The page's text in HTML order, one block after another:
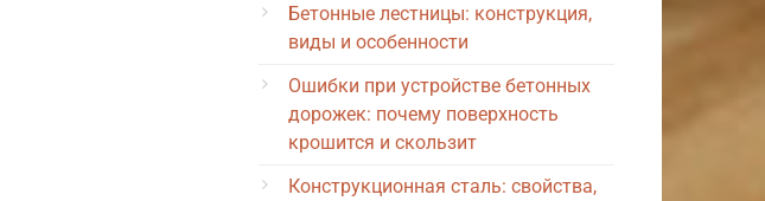
Бетонные лестницы: конструкция,
виды и особенности
Ошибки при устройстве бетонных
дорожек: почему поверхность
крошится и скользит
Конструкционная сталь: свойства,